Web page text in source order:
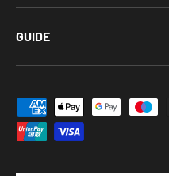
GUIDE
Metodi di pagamento